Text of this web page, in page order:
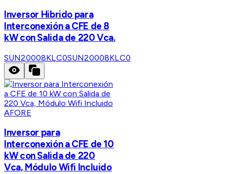
Inversor Hibrido para
Interconexión a CFE de 8
kW con Salida de 220 Vca.
SUN20008KLC0SUN20008KLC0
AFORE
Inversor para
Interconexión a CFE de 10
kW con Salida de 220
Vca, Módulo Wifi Incluido